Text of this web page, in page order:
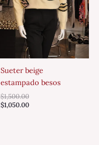
Sueter beige
estampado besos
$1,500.00
$1,050.00